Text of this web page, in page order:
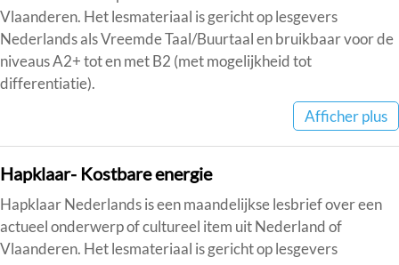
Vlaanderen. Het lesmateriaal is gericht op lesgevers
Nederlands als Vreemde Taal/Buurtaal en bruikbaar voor de
niveaus A2+ tot en met B2 (met mogelijkheid tot
differentiatie).
Afficher plus
Hapklaar- Kostbare energie
Hapklaar Nederlands is een maandelijkse lesbrief over een
actueel onderwerp of cultureel item uit Nederland of
Vlaanderen. Het lesmateriaal is gericht op lesgevers